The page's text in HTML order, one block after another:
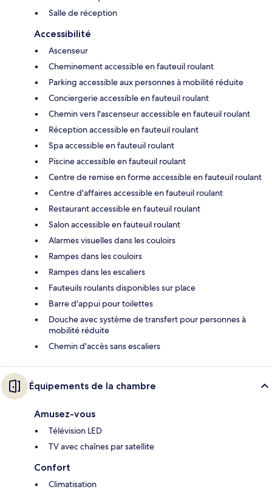
Salle de réception
Accessibilité
Ascenseur
Cheminement accessible en fauteuil roulant
Parking accessible aux personnes à mobilité réduite
Conciergerie accessible en fauteuil roulant
Chemin vers l'ascenseur accessible en fauteuil roulant
Réception accessible en fauteuil roulant
Spa accessible en fauteuil roulant
Piscine accessible en fauteuil roulant
Centre de remise en forme accessible en fauteuil roulant
Centre d'affaires accessible en fauteuil roulant
Restaurant accessible en fauteuil roulant
Salon accessible en fauteuil roulant
Alarmes visuelles dans les couloirs
Rampes dans les couloirs
Rampes dans les escaliers
Fauteuils roulants disponibles sur place
Barre d'appui pour toilettes
Douche avec système de transfert pour personnes à
mobilité réduite
Chemin d'accès sans escaliers
Équipements de la chambre
Amusez-vous
Télévision LED
TV avec chaînes par satellite
Confort
Climatisation